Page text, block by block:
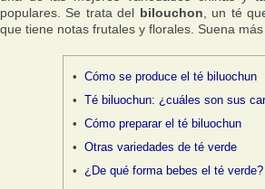
populares. Se trata del bilouchon , un té
que tiene notas frutales y florales. Suena
Cómo se produce el té biluochun
Té biluochun: ¿cuáles son sus
Cómo preparar el té biluochun
Otras variedades de té verde
¿De qué forma bebes el té verde?